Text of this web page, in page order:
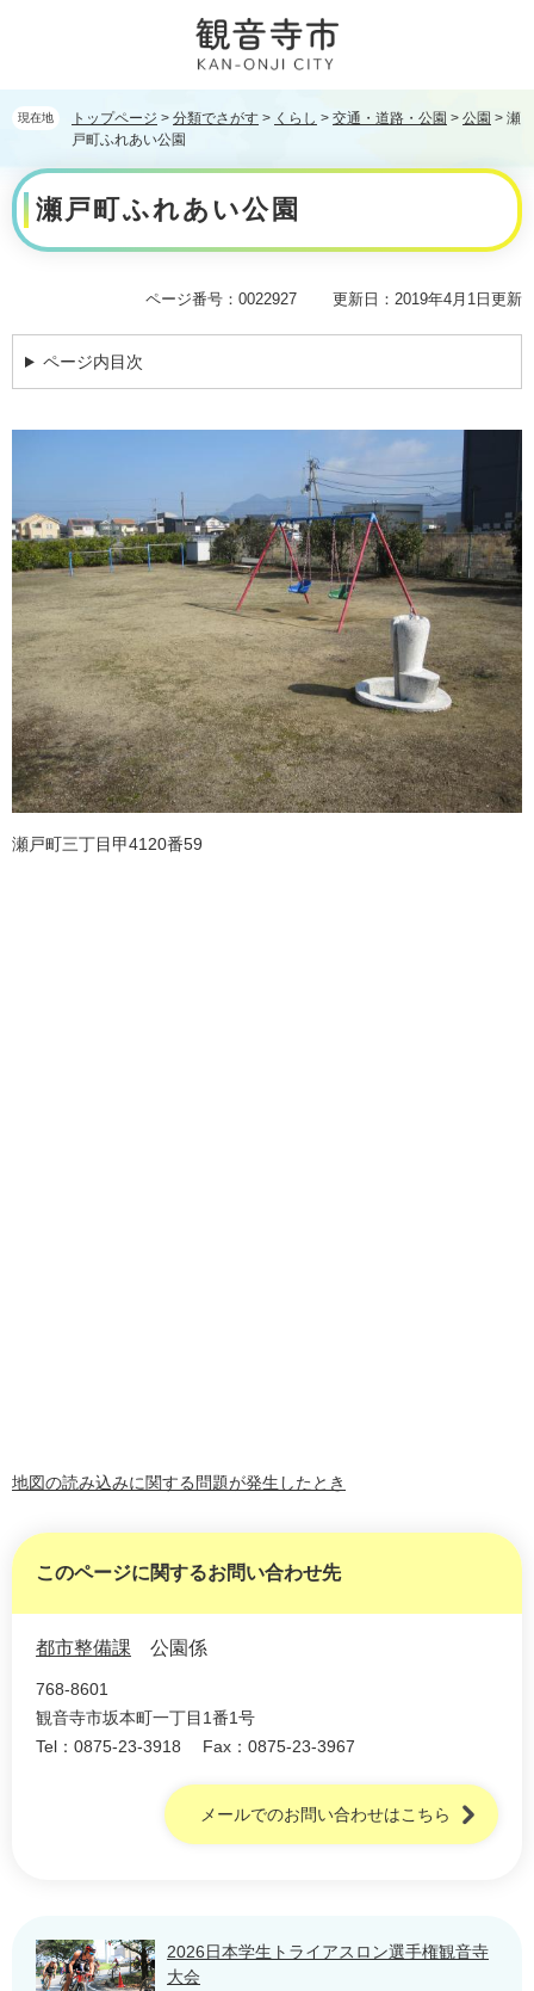
す。
し
本
現在地 トップページ > 分類でさがす > くらし > 交通・道路・公園 > 公園 > 瀬
戸町ふれあい公園
本
文 瀬戸町ふれあい公園
ページ番号：0022927 更新日：2019年4月1日更新
ページ内目次
瀬戸町三丁目甲4120番59
地図の読み込みに関する問題が発生したとき
このページに関するお問い合わせ先
都市整備課 公園係
768-8601
観音寺市坂本町一丁目1番1号
Tel：0875-23-3918
Fax：0875-23-3967
メールでのお問い合わせはこちら
2026日本学生トライアスロン選手権観音寺
大会